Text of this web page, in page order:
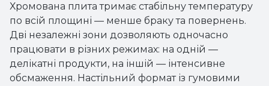
Хромована плита тримає стабільну температуру
по всій площині — менше браку та повернень.
Дві незалежні зони дозволяють одночасно
працювати в різних режимах: на одній —
делікатні продукти, на іншій — інтенсивне
обсмаження. Настільний формат із гумовими